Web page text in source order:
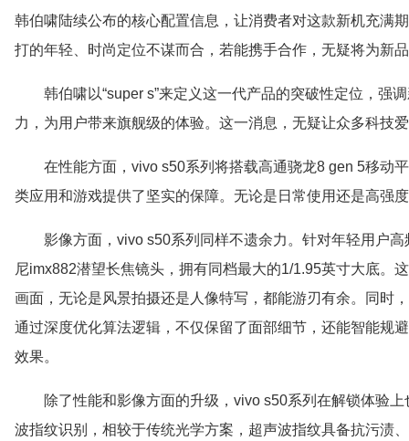
韩伯啸陆续公布的核心配置信息，让消费者对这款新机充满
打的年轻、时尚定位不谋而合，若能携手合作，无疑将为新
韩伯啸以“super s”来定义这一代产品的突破性定位，强
力，为用户带来旗舰级的体验。这一消息，无疑让众多科技
在性能方面，vivo s50系列将搭载高通骁龙8 gen 5移动
类应用和游戏提供了坚实的保障。无论是日常使用还是高强
影像方面，vivo s50系列同样不遗余力。针对年轻用户
尼imx882潜望长焦镜头，拥有同档最大的1/1.95英寸大底。
画面，无论是风景拍摄还是人像特写，都能游刃有余。同时
通过深度优化算法逻辑，不仅保留了面部细节，还能智能规避
效果。
除了性能和影像方面的升级，vivo s50系列在解锁体验
波指纹识别，相较于传统光学方案，超声波指纹具备抗污渍